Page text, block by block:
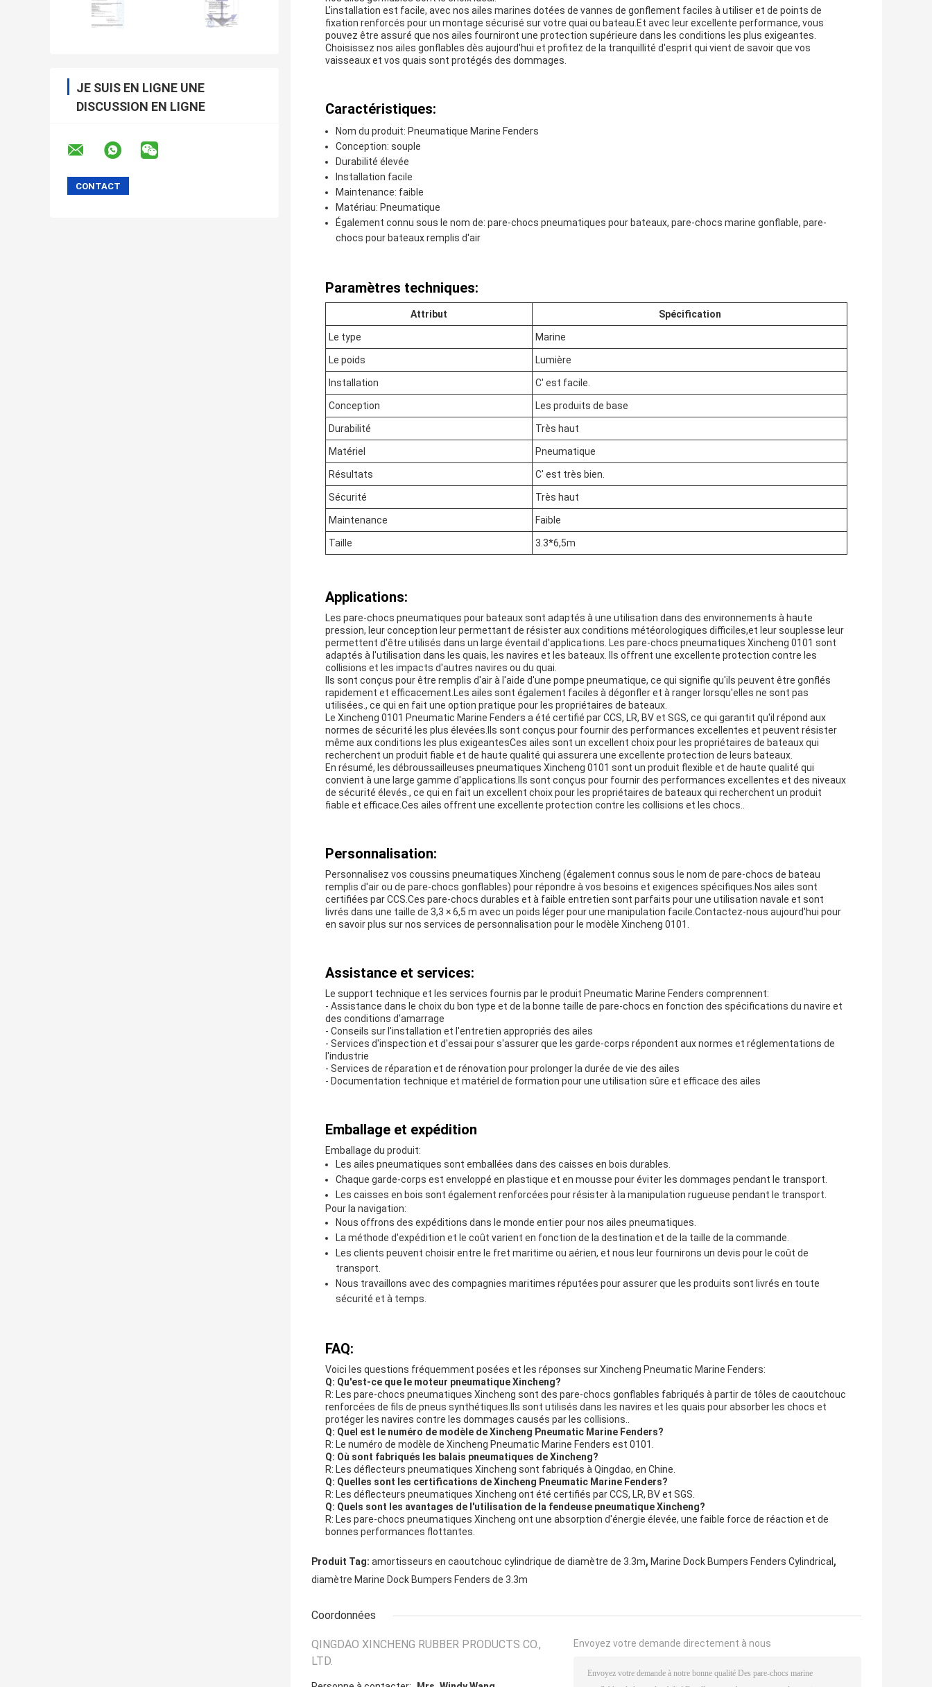
JE SUIS EN LIGNE UNE
DISCUSSION EN LIGNE
L'installation est facile, avec nos ailes marines dotées de vannes de gonflement faciles à utiliser et de points de
fixation renforcés pour un montage sécurisé sur votre quai ou bateau.Et avec leur excellente performance, vous
pouvez être assuré que nos ailes fourniront une protection supérieure dans les conditions les plus exigeantes.
Choisissez nos ailes gonflables dès aujourd'hui et profitez de la tranquillité d'esprit qui vient de savoir que vos
vaisseaux et vos quais sont protégés des dommages.
Caractéristiques:
Nom du produit: Pneumatique Marine Fenders
Conception: souple
Durabilité élevée
Installation facile
Maintenance: faible
Matériau: Pneumatique
Également connu sous le nom de: pare-chocs pneumatiques pour bateaux, pare-chocs marine gonflable, pare-
chocs pour bateaux remplis d'air
Paramètres techniques:
Attribut Spécification
Le type Marine
Le poids Lumière
Installation C' est facile.
Conception Les produits de base
Durabilité Très haut
Matériel Pneumatique
Résultats C' est très bien.
Sécurité Très haut
Maintenance Faible
Taille 3.3*6,5m
Applications:
Les pare-chocs pneumatiques pour bateaux sont adaptés à une utilisation dans des environnements à haute
pression, leur conception leur permettant de résister aux conditions météorologiques difficiles,et leur souplesse leur
permettent d'être utilisés dans un large éventail d'applications. Les pare-chocs pneumatiques Xincheng 0101 sont
adaptés à l'utilisation dans les quais, les navires et les bateaux. Ils offrent une excellente protection contre les
collisions et les impacts d'autres navires ou du quai.
Ils sont conçus pour être remplis d'air à l'aide d'une pompe pneumatique, ce qui signifie qu'ils peuvent être gonflés
rapidement et efficacement.Les ailes sont également faciles à dégonfler et à ranger lorsqu'elles ne sont pas
utilisées., ce qui en fait une option pratique pour les propriétaires de bateaux.
Le Xincheng 0101 Pneumatic Marine Fenders a été certifié par CCS, LR, BV et SGS, ce qui garantit qu'il répond aux
normes de sécurité les plus élevées.Ils sont conçus pour fournir des performances excellentes et peuvent résister
même aux conditions les plus exigeantesCes ailes sont un excellent choix pour les propriétaires de bateaux qui
recherchent un produit fiable et de haute qualité qui assurera une excellente protection de leurs bateaux.
En résumé, les débroussailleuses pneumatiques Xincheng 0101 sont un produit flexible et de haute qualité qui
convient à une large gamme d'applications.Ils sont conçus pour fournir des performances excellentes et des niveaux
de sécurité élevés., ce qui en fait un excellent choix pour les propriétaires de bateaux qui recherchent un produit
fiable et efficace.Ces ailes offrent une excellente protection contre les collisions et les chocs..
Personnalisation:
Personnalisez vos coussins pneumatiques Xincheng (également connus sous le nom de pare-chocs de bateau
remplis d'air ou de pare-chocs gonflables) pour répondre à vos besoins et exigences spécifiques.Nos ailes sont
certifiées par CCS.Ces pare-chocs durables et à faible entretien sont parfaits pour une utilisation navale et sont
livrés dans une taille de 3,3 × 6,5 m avec un poids léger pour une manipulation facile.Contactez-nous aujourd'hui pour
en savoir plus sur nos services de personnalisation pour le modèle Xincheng 0101.
Assistance et services:
Le support technique et les services fournis par le produit Pneumatic Marine Fenders comprennent:
- Assistance dans le choix du bon type et de la bonne taille de pare-chocs en fonction des spécifications du navire et
des conditions d'amarrage
- Conseils sur l'installation et l'entretien appropriés des ailes
- Services d'inspection et d'essai pour s'assurer que les garde-corps répondent aux normes et réglementations de
l'industrie
- Services de réparation et de rénovation pour prolonger la durée de vie des ailes
- Documentation technique et matériel de formation pour une utilisation sûre et efficace des ailes
Emballage et expédition
Emballage du produit:
Les ailes pneumatiques sont emballées dans des caisses en bois durables.
Chaque garde-corps est enveloppé en plastique et en mousse pour éviter les dommages pendant le transport.
Les caisses en bois sont également renforcées pour résister à la manipulation rugueuse pendant le transport.
Pour la navigation:
Nous offrons des expéditions dans le monde entier pour nos ailes pneumatiques.
La méthode d'expédition et le coût varient en fonction de la destination et de la taille de la commande.
Les clients peuvent choisir entre le fret maritime ou aérien, et nous leur fournirons un devis pour le coût de
transport.
Nous travaillons avec des compagnies maritimes réputées pour assurer que les produits sont livrés en toute
sécurité et à temps.
FAQ:
Voici les questions fréquemment posées et les réponses sur Xincheng Pneumatic Marine Fenders:
Q: Qu'est-ce que le moteur pneumatique Xincheng?
R: Les pare-chocs pneumatiques Xincheng sont des pare-chocs gonflables fabriqués à partir de tôles de caoutchouc
renforcées de fils de pneus synthétiques.Ils sont utilisés dans les navires et les quais pour absorber les chocs et
protéger les navires contre les dommages causés par les collisions..
Q: Quel est le numéro de modèle de Xincheng Pneumatic Marine Fenders?
R: Le numéro de modèle de Xincheng Pneumatic Marine Fenders est 0101.
Q: Où sont fabriqués les balais pneumatiques de Xincheng?
R: Les déflecteurs pneumatiques Xincheng sont fabriqués à Qingdao, en Chine.
Q: Quelles sont les certifications de Xincheng Pneumatic Marine Fenders?
R: Les déflecteurs pneumatiques Xincheng ont été certifiés par CCS, LR, BV et SGS.
Q: Quels sont les avantages de l'utilisation de la fendeuse pneumatique Xincheng?
R: Les pare-chocs pneumatiques Xincheng ont une absorption d'énergie élevée, une faible force de réaction et de
bonnes performances flottantes.
Produit Tag: amortisseurs en caoutchouc cylindrique de diamètre de 3.3m, Marine Dock Bumpers Fenders Cylindrical ,
diamètre Marine Dock Bumpers Fenders de 3.3m
Coordonnées
QINGDAO XINCHENG RUBBER PRODUCTS CO.,
LTD.
Envoyez votre demande directement à nous